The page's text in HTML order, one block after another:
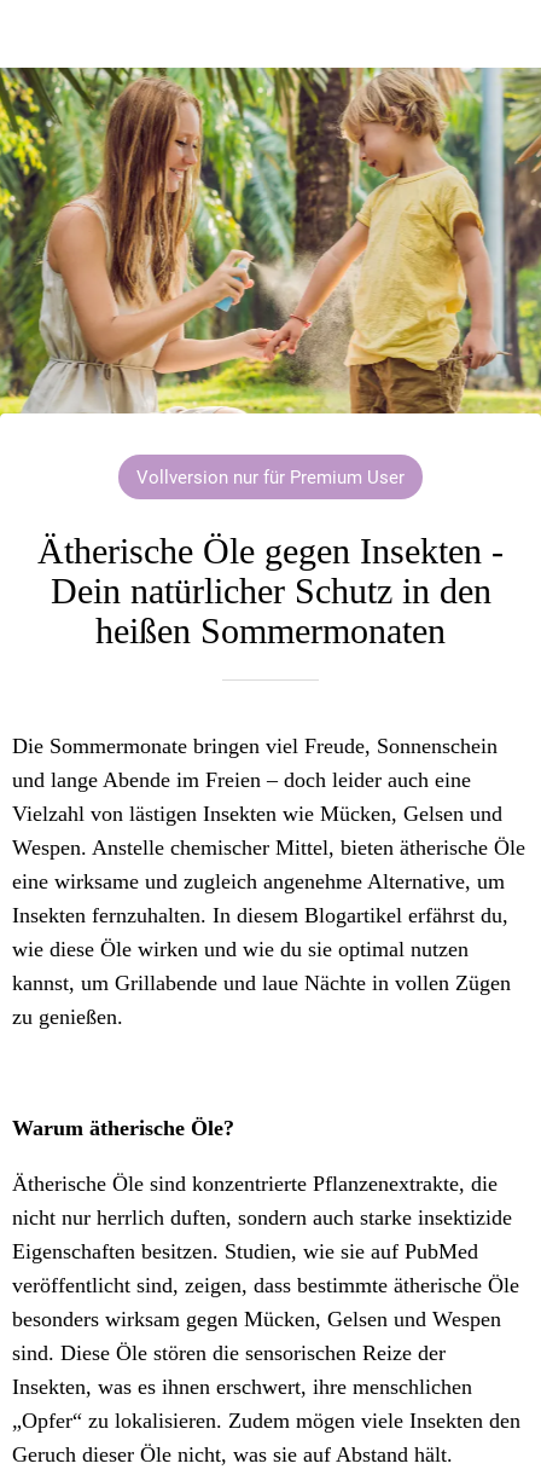
Vollversion nur für Premium User
Ätherische Öle gegen Insekten -
Dein natürlicher Schutz in den
heißen Sommermonaten
Die Sommermonate bringen viel Freude, Sonnenschein
und lange Abende im Freien – doch leider auch eine
Vielzahl von lästigen Insekten wie Mücken, Gelsen und
Wespen. Anstelle chemischer Mittel, bieten ätherische Öle
eine wirksame und zugleich angenehme Alternative, um
Insekten fernzuhalten. In diesem Blogartikel erfährst du,
wie diese Öle wirken und wie du sie optimal nutzen
kannst, um Grillabende und laue Nächte in vollen Zügen
zu genießen.
Warum ätherische Öle?
Ätherische Öle sind konzentrierte Pflanzenextrakte, die
nicht nur herrlich duften, sondern auch starke insektizide
Eigenschaften besitzen. Studien, wie sie auf PubMed
veröffentlicht sind, zeigen, dass bestimmte ätherische Öle
besonders wirksam gegen Mücken, Gelsen und Wespen
sind. Diese Öle stören die sensorischen Reize der
Insekten, was es ihnen erschwert, ihre menschlichen
„Opfer“ zu lokalisieren. Zudem mögen viele Insekten den
Geruch dieser Öle nicht, was sie auf Abstand hält.